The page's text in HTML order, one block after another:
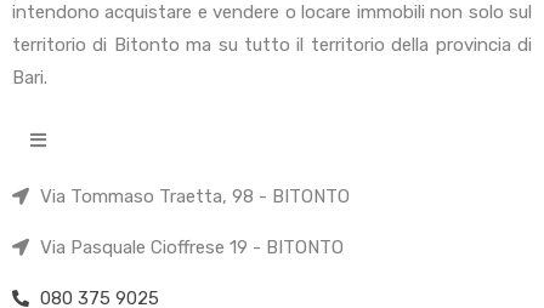
intendono acquistare e vendere o locare immobili non solo sul
territorio di Bitonto ma su tutto il territorio della provincia di
Bari.
Via Tommaso Traetta, 98 - BITONTO
Via Pasquale Cioffrese 19 - BITONTO
080 375 9025